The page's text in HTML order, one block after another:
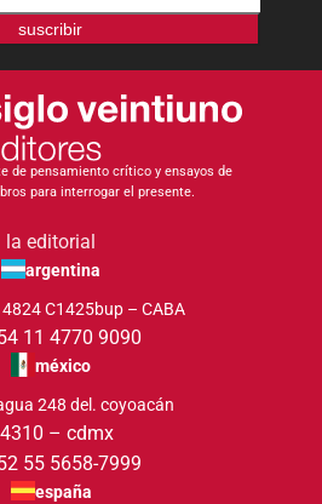
suscribir
de pensamiento crítico y ensayos de
para interrogar el presente.
la editorial
argentina
C1425bup – CABA
11 4770 9090
méxico
248 del. coyoacán
– cdmx
55 5658-7999
españa